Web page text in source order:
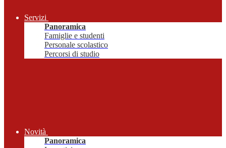
Servizi
Panoramica
Famiglie e studenti
Personale scolastico
Percorsi di studio
Novità
Panoramica